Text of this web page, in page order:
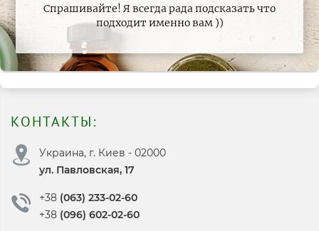
Спрашивайте! Я всегда рада подсказать что
подходит именно вам ))
КОНТАКТЫ:
Украина, г. Киев - 02000
ул. Павловская, 17
+38 (063) 233-02-60
+38 (096) 602-02-60